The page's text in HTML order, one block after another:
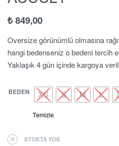
₺849,00
Oversize görünümlü olmasına
hangi bedenseniz o bedeni tercih
Yaklaşık 4 gün içinde kargoya
BEDEN XS S M L
Temizle
STOKTA YOK